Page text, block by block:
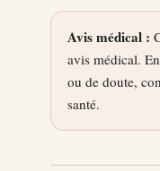
Avis médical :
avis médical.
ou de doute,
santé.